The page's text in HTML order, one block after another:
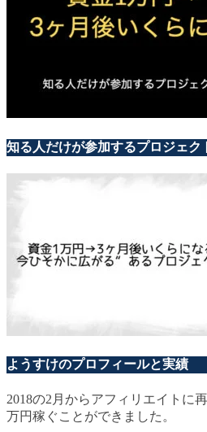
知る人だけが参加するプロジェク
ようすけのプロフィールと実績
2018の2月からアフィリエイトに
万円稼ぐことができました。